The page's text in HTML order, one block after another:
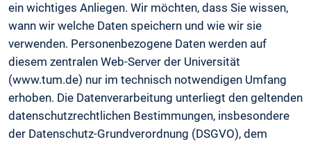
ein wichtiges Anliegen. Wir möchten, dass Sie wissen,
wann wir welche Daten speichern und wie wir sie
verwenden. Personenbezogene Daten werden auf
diesem zentralen Web-Server der Universität
(www.tum.de) nur im technisch notwendigen Umfang
erhoben. Die Datenverarbeitung unterliegt den geltenden
datenschutzrechtlichen Bestimmungen, insbesondere
der Datenschutz-Grundverordnung (DSGVO), dem